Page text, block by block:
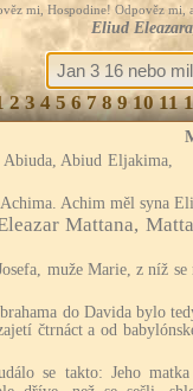
mi, Hospodine! Odpověz mi,
Eliud
2 3 4 5 6 7 8 9 10 11
Abiuda, Abiud Eljakima,
Achim měl syna
Mattana,
muže Marie, z níž se
do Davida bylo
čtrnáct a od
se takto: Jeho